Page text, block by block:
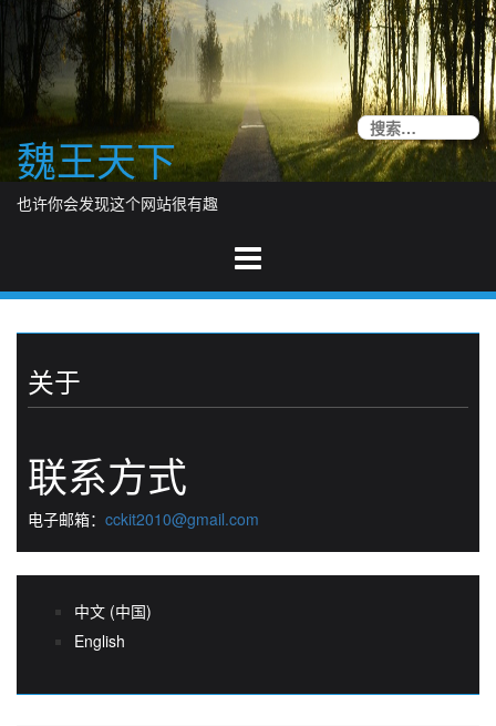
content
魏王天下
也许你会发现这个网站很有趣
搜
关于
联系方式
电子邮箱： cckit2010@gmail.com
中文 (中国)
English